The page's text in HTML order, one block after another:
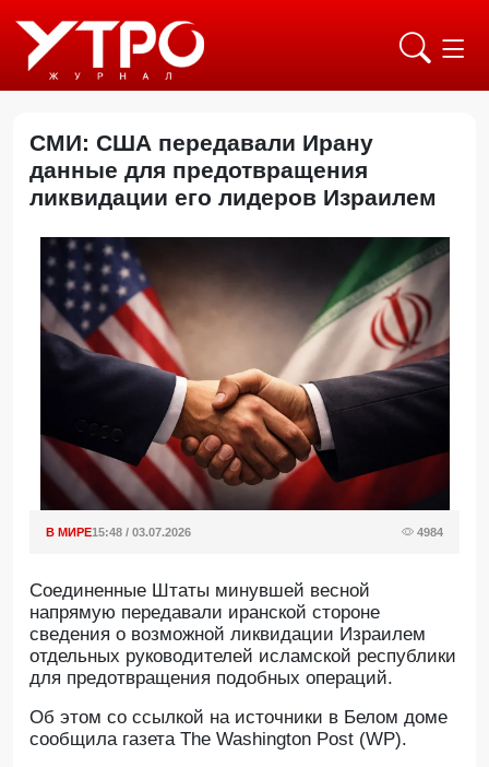
СМИ: США передавали Ирану
данные для предотвращения
ликвидации его лидеров Израилем
В МИРЕ15:48 / 03.07.2026 4984
Соединенные Штаты минувшей весной
напрямую передавали иранской стороне
сведения о возможной ликвидации Израилем
отдельных руководителей исламской республики
для предотвращения подобных операций.
Oб этом со ссылкой на источники в Белом доме
сообщила газета The Washington Post (WP).